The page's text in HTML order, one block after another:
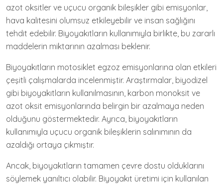
azot oksitler ve uçucu organik bileşikler gibi emisyonlar,
hava kalitesini olumsuz etkileyebilir ve insan sağlığını
tehdit edebilir. Biyoyakıtların kullanımıyla birlikte, bu zararlı
maddelerin miktarının azalması beklenir.
Biyoyakıtların motosiklet egzoz emisyonlarına olan etkileri
çeşitli çalışmalarda incelenmiştir. Araştırmalar, biyodizel
gibi biyoyakıtların kullanılmasının, karbon monoksit ve
azot oksit emisyonlarında belirgin bir azalmaya neden
olduğunu göstermektedir. Ayrıca, biyoyakıtların
kullanımıyla uçucu organik bileşiklerin salınımının da
azaldığı ortaya çıkmıştır.
Ancak, biyoyakıtların tamamen çevre dostu olduklarını
söylemek yanıltıcı olabilir. Biyoyakıt üretimi için kullanılan